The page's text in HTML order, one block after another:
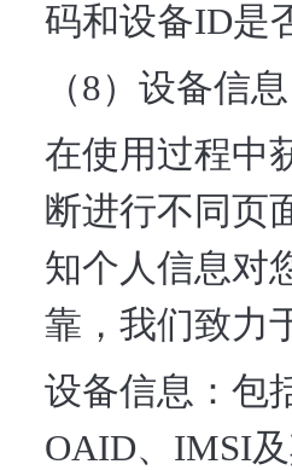
码和设备ID是
（8）设备信息
在使用过程中
断进行不同页
知个人信息对
靠，我们致力
设备信息：包
OAID、IMSI